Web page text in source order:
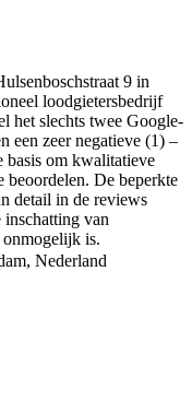
9 in
loodgietersbedrijf
het slechts twee Google-
een zeer negatieve (1) –
basis om kwalitatieve
beoordelen. De beperkte
detail in de reviews
inschatting van
is.
Nederland